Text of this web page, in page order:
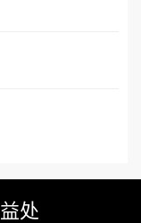
处